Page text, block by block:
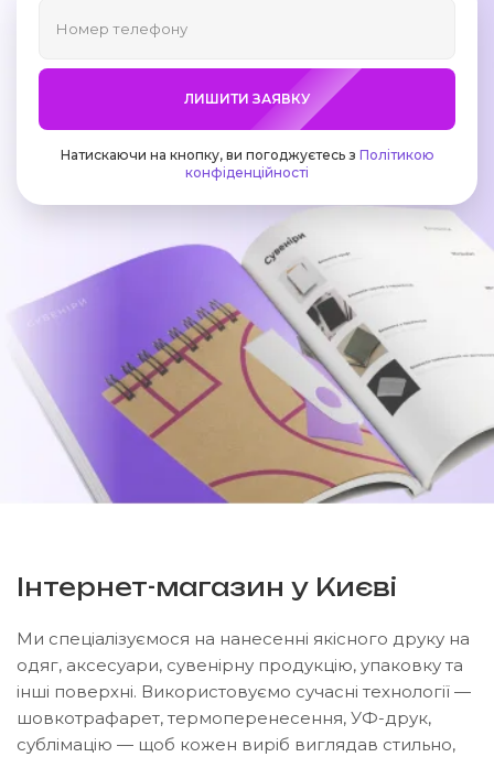
ЛИШИТИ ЗАЯВКУ
Натискаючи на кнопку, ви погоджуєтесь з Політикою
конфіденційності
Інтернет-магазин у Києві
Ми спеціалізуємося на нанесенні якісного друку на
одяг, аксесуари, сувенірну продукцію, упаковку та
інші поверхні. Використовуємо сучасні технології —
шовкотрафарет, термоперенесення, УФ-друк,
сублімацію — щоб кожен виріб виглядав стильно,